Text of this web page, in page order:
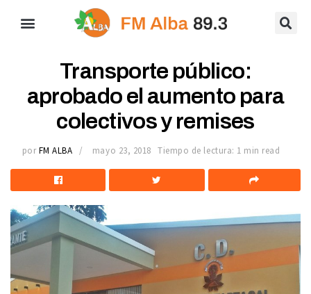
Transporte público:
aprobado el aumento para
colectivos y remises
por FM ALBA mayo 23, 2018 Tiempo de lectura: 1 min read